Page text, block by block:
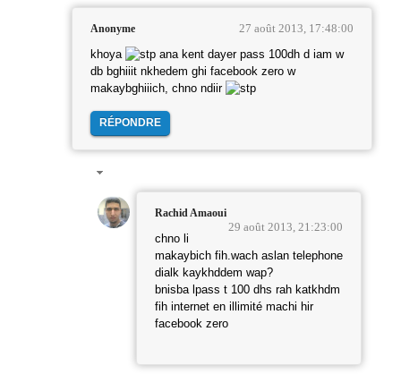
Anonyme 27 août 2013, 17:48:00
khoya
ana kent dayer pass 100dh d iam w
db bghiiit nkhedem ghi facebook zero w
makaybghiiich, chno ndiir
RÉPONDRE
Rachid Amaoui
29 août 2013, 21:23:00
chno li
makaybich fih.wach aslan telephone
dialk kaykhddem wap?
bnisba lpass t 100 dhs rah katkhdm
fih internet en illimité machi hir
facebook zero